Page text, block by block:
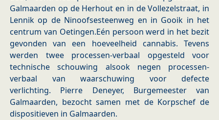
Galmaarden op de Herhout en in de Vollezelstraat, in
Lennik op de Ninoofsesteenweg en in Gooik in het
centrum van Oetingen.Eén persoon werd in het bezit
gevonden van een hoeveelheid cannabis. Tevens
werden twee processen-verbaal opgesteld voor
technische schouwing alsook negen processen-
verbaal van waarschuwing voor defecte
verlichting. Pierre Deneyer, Burgemeester van
Galmaarden, bezocht samen met de Korpschef de
dispositieven in Galmaarden.